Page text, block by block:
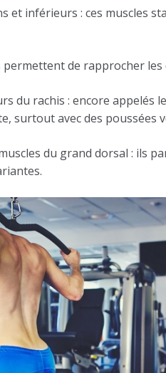
et inférieurs : ces muscles
permettent de rapprocher
du rachis : encore appelés
surtout avec des poussées
du grand dorsal : ils